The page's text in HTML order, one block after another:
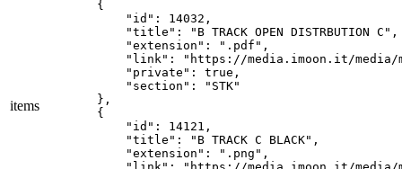
items
    {
        "id": 14032,
        "title": "B TRACK OPEN DISTRBUTION C",
        "extension": ".pdf",
"link": "https://media.imoon.it/
        "private": true,
        "section": "STK"
    },
    {
        "id": 14121,
        "title": "B TRACK C BLACK",
        "extension": ".png",